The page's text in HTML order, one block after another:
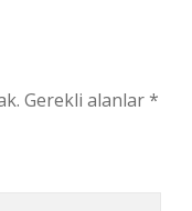
Gerekli alanlar*